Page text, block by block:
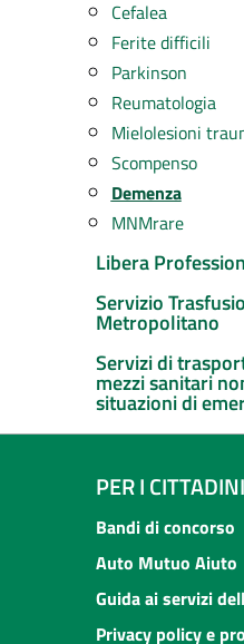
Cefalea
Ferite difficili
Parkinson
Reumatologia
Mielolesioni
Scompenso
Demenza
MNMrare
Libera
Servizio
Metropolitano
Servizi di
mezzi sanitari
situazioni di
PER I CITTADINI
Bandi di concorso
Auto Mutuo Aiuto
Guida ai servizi
Privacy policy e